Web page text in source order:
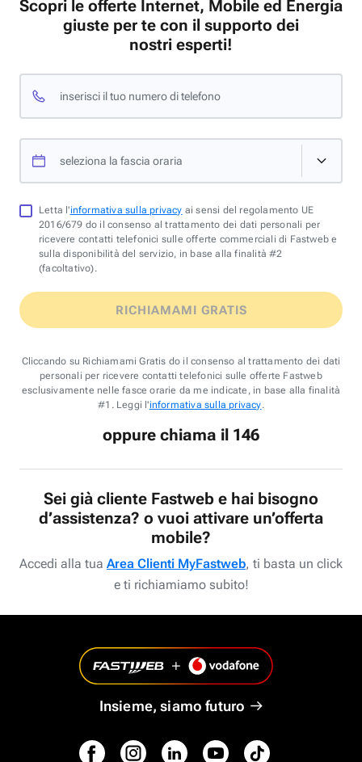
Scopri le offerte Internet, Mobile ed Energia
giuste per te con il supporto dei
nostri esperti!
inserisci il tuo numero di telefono
seleziona la fascia oraria
Letta l'informativa sulla privacy ai sensi del regolamento UE
2016/679 do il consenso al trattamento dei dati personali per
ricevere contatti telefonici sulle offerte commerciali di Fastweb e
sulla disponibilità del servizio, in base alla finalità #2
(facoltativo).
RICHIAMAMI GRATIS
Cliccando su Richiamami Gratis do il consenso al trattamento dei dati
personali per ricevere contatti telefonici sulle offerte Fastweb
esclusivamente nelle fasce orarie da me indicate, in base alla finalità
#1. Leggi l'informativa sulla privacy.
oppure chiama il 146
Sei già cliente Fastweb e hai bisogno
d’assistenza? o vuoi attivare un’offerta
mobile?
Accedi alla tua Area Clienti MyFastweb, ti basta un click
e ti richiamiamo subito!
Insieme, siamo futuro